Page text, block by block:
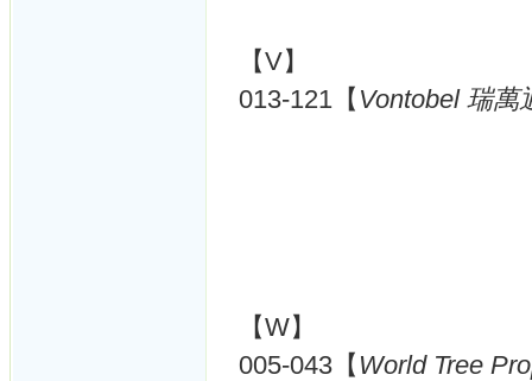
【V】
013-121【 Vontobel 瑞萬
【W】
005-043【 World Tree